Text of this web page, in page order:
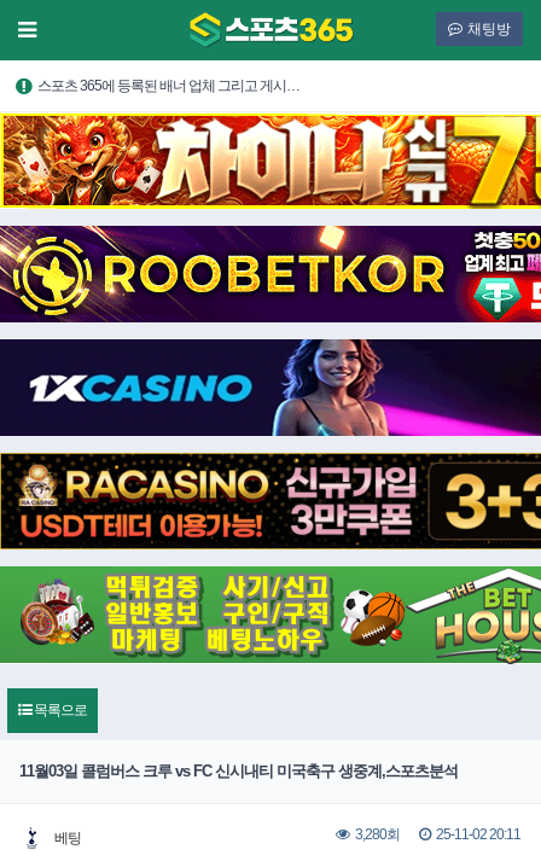
채팅방
스포츠 365에 등록된 배너 업체 그리고 게시…
목록으로
11월03일 콜럼버스 크루 vs FC 신시내티 미국축구 생중계,스포츠분석
베팅 3,280회 25-11-02 20:11